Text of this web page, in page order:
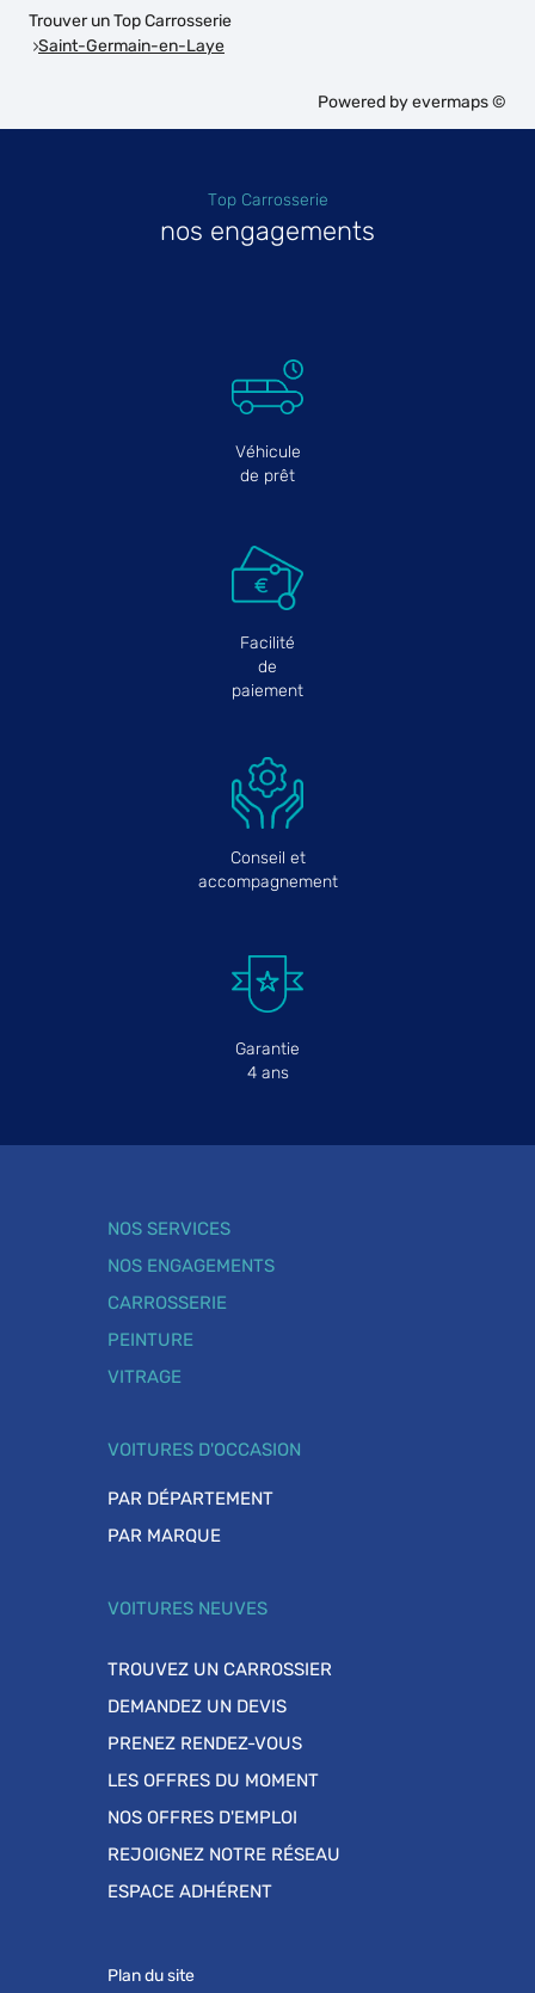
Trouver un Top Carrosserie
Saint-Germain-en-Laye
Powered byevermaps ©
Top Carrosserie
nos engagements
Véhicule
de prêt
Facilité
de
paiement
Conseil et
accompagnement
Garantie
4 ans
NOS SERVICES
NOS ENGAGEMENTS
CARROSSERIE
PEINTURE
VITRAGE
VOITURES D'OCCASION
PAR DÉPARTEMENT
PAR MARQUE
VOITURES NEUVES
TROUVEZ UN CARROSSIER
DEMANDEZ UN DEVIS
PRENEZ RENDEZ-VOUS
LES OFFRES DU MOMENT
NOS OFFRES D'EMPLOI
REJOIGNEZ NOTRE RÉSEAU
ESPACE ADHÉRENT
Plan du site